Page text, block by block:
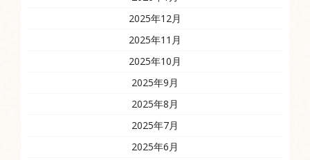
2025年12月
2025年11月
2025年10月
2025年9月
2025年8月
2025年7月
2025年6月